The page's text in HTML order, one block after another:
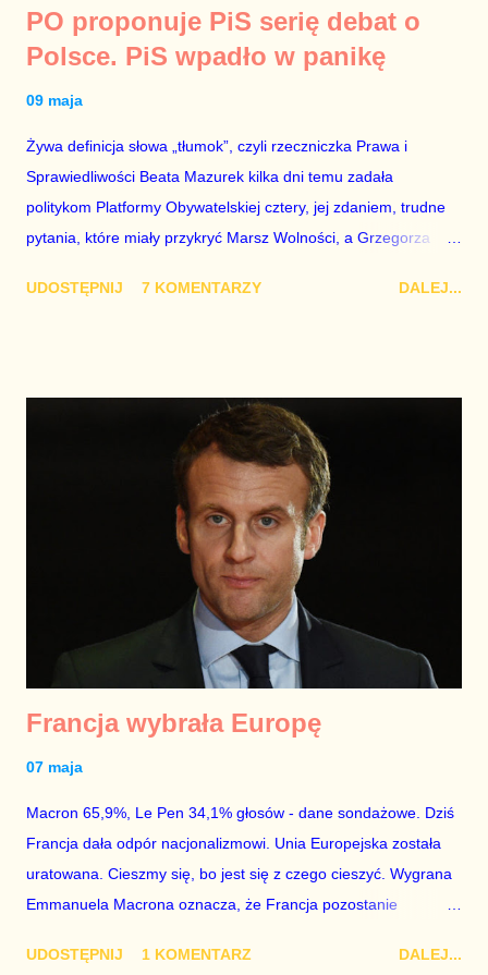
Sprawiedliwość wycofuje się z limitu dwóch kadencji wójtów,
burmistrzów i prezydentów miast liczonej wstecz. Należy
PO proponuje PiS serię debat o
Polsce. PiS wpadło w panikę
09 maja
Żywa definicja słowa „tłumok”, czyli rzeczniczka Prawa i
Sprawiedliwości Beata Mazurek kilka dni temu zadała
politykom Platformy Obywatelskiej cztery, jej zdaniem, trudne
pytania, które miały przykryć Marsz Wolności, a Grzegorza
były głupie. PiS od zawsze wmawia ludziom, że PO zabierze im
zapowiedziała już w zeszłym roku. Widać było, że PiS boi się
Marszu Wolności, a PO zapowiedziała, że na pytania
rzeczniczki Kaczyńskiego odpowie we wtorek, czyli dziś.
Odpowiedź Grzegorza Schetyny była swego rodzaju szach –
mat dla polityków PiS. Przewodniczący największej partii
opozycyjnej zaproponował partii rządzącej serię debat o
programach obydwu partii. I tak, z Mateuszem Morawieckim
chce debatować główny ekonomista PO Andrzej Rzońca, z
UDOSTĘPNIJ 7 KOMENTARZY DALEJ...
Francja wybrała Europę
07 maja
Macron 65,9%, Le Pen 34,1% głosów - dane sondażowe. Dziś
Francja dała odpór nacjonalizmowi. Unia Europejska została
uratowana. Cieszmy się, bo jest się z czego cieszyć. Wygrana
Emmanuela Macrona oznacza, że Francja pozostanie
przetrwania zarówno UE, jak i wspólnej waluty. Radość jest
UDOSTĘPNIJ 1 KOMENTARZ DALEJ...